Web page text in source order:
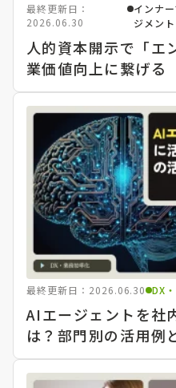
最終更新日：
2026.06.30
インナ
ジメント
人的資本開示で「エ
業価値向上に繋げる
最終更新日：2026.06.30 DX
AIエージェントを社
は？部門別の活用例